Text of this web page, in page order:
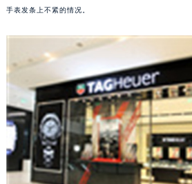
手表发条上不紧的情况。